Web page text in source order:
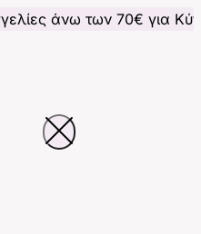
70€ για Κύπρο